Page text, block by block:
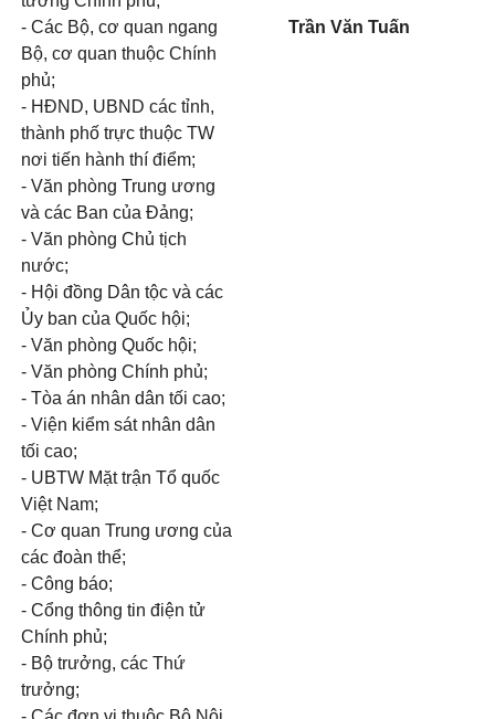
- Các Bộ, cơ quan ngang
Bộ, cơ quan thuộc Chính
phủ;
- HĐND, UBND các tỉnh,
thành phố trực thuộc TW
nơi tiến hành thí điểm;
- Văn phòng Trung ương
và các Ban của Đảng;
- Văn phòng Chủ tịch
nước;
- Hội đồng Dân tộc và các
Ủy ban của Quốc hội;
- Văn phòng Quốc hội;
- Văn phòng Chính phủ;
- Tòa án nhân dân tối cao;
- Viện kiểm sát nhân dân
tối cao;
- UBTW Mặt trận Tổ quốc
Việt Nam;
- Cơ quan Trung ương của
các đoàn thể;
- Công báo;
- Cổng thông tin điện tử
Chính phủ;
- Bộ trưởng, các Thứ
trưởng;
Trần Văn Tuấn